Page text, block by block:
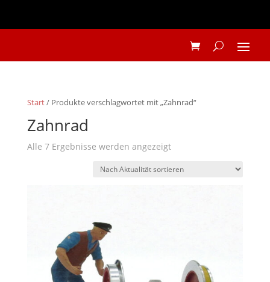
Start/ Produkte verschlagwortet mit „Zahnrad“
Zahnrad
Alle 7 Ergebnisse werden angezeigtNach
sortiert